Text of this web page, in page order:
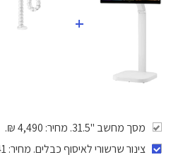
+
מסך מחשב ‎31.5"‎. מחיר: 4,490 ₪.
צינור שרשורי לאיסוף כבלים. מחיר: 141 ₪ (במקום 149 ₪).